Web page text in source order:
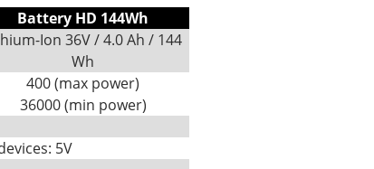
Battery HD 144Wh
Ion 36V / 4.0 Ah / 144
Wh
400 (max power)
36000 (min power)
5V